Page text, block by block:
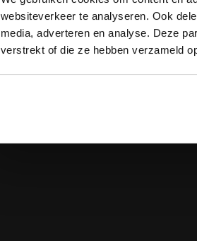
websiteverkeer te analyseren. Ook
media, adverteren en analyse. Deze
verstrekt of die ze hebben verzameld